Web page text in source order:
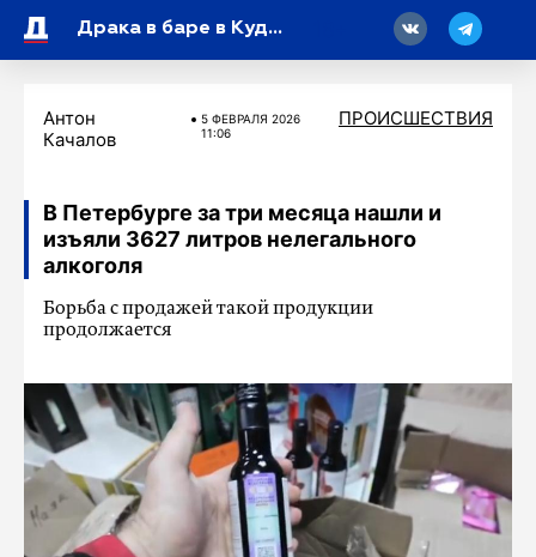
Драка в баре в Кудрово закончилась уголовным делом
Антон
Качалов
5 ФЕВРАЛЯ 2026
11:06
ПРОИСШЕСТВИЯ
В Петербурге за три месяца нашли и
изъяли 3627 литров нелегального
алкоголя
Борьба с продажей такой продукции
продолжается